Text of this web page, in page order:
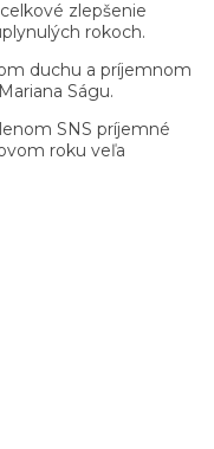
zlepšenie
rokoch.
duchu a príjemnom
Ságu.
SNS príjemné
roku veľa